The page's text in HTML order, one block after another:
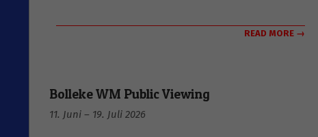
READ MORE →
Bolleke WM Public Viewing
11. Juni – 19. Juli 2026